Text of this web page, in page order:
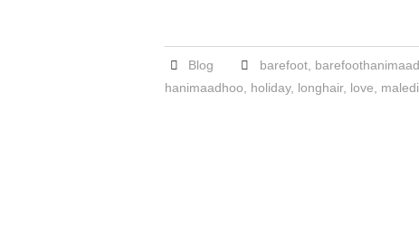
Blog barefoot,
hanimaadhoo
holiday, longhair, love